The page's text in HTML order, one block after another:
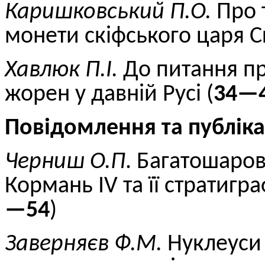
Каришковський П.О. Про
монети скіфського царя
Хавлюк П.І. До питання
жорен у давній Русі (
Повідомлення та
Черниш О.П.
Кормань IV та її
—54)
Заверняєв Ф.М.